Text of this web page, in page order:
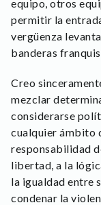
equipo, otros
permitir la
vergüenza
banderas
Creo
mezclar
considerarse
cualquier ámbito
responsabilidad
libertad, a la
la igualdad entre
condenar la